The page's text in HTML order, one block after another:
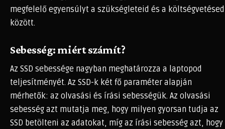
megfelelő egyensúlyt a szükségleteid és a költségvetésed
között.
Sebesség: miért számít?
Az SSD sebessége nagyban meghatározza a laptopod
teljesítményét. Az SSD-k két fő paraméter alapján
mérhetők: az olvasási és írási sebességük. Az olvasási
sebesség azt mutatja meg, hogy milyen gyorsan tudja az
SSD betölteni az adatokat, míg az írási sebesség azt, hogy